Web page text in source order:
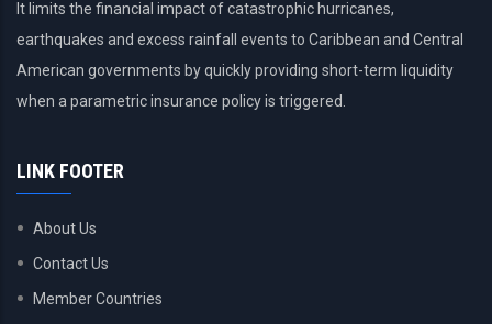
It limits the financial impact of catastrophic hurricanes,
earthquakes and excess rainfall events to Caribbean and Central
American governments by quickly providing short-term liquidity
when a parametric insurance policy is triggered.
LINK FOOTER
About Us
Contact Us
Member Countries